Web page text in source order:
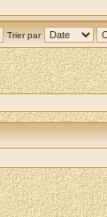
Trier par